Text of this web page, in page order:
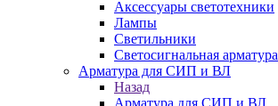
Аксессуары светотехники
Лампы
Светильники
Светосигнальная арматура
Арматура для СИП и ВЛ
Назад
Арматура для СИП и ВЛ